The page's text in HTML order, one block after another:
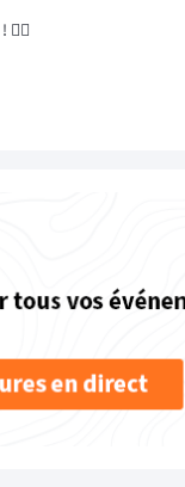
! 👈🏻